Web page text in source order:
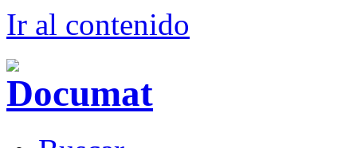
Ir al contenido